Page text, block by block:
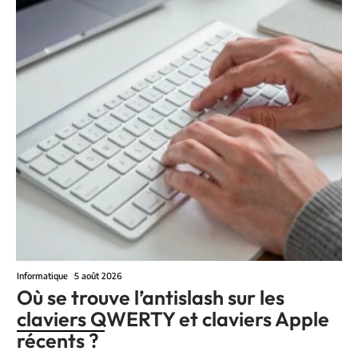
Informatique 5 août 2026
Où se trouve l’antislash sur les
claviers QWERTY et claviers Apple
récents ?